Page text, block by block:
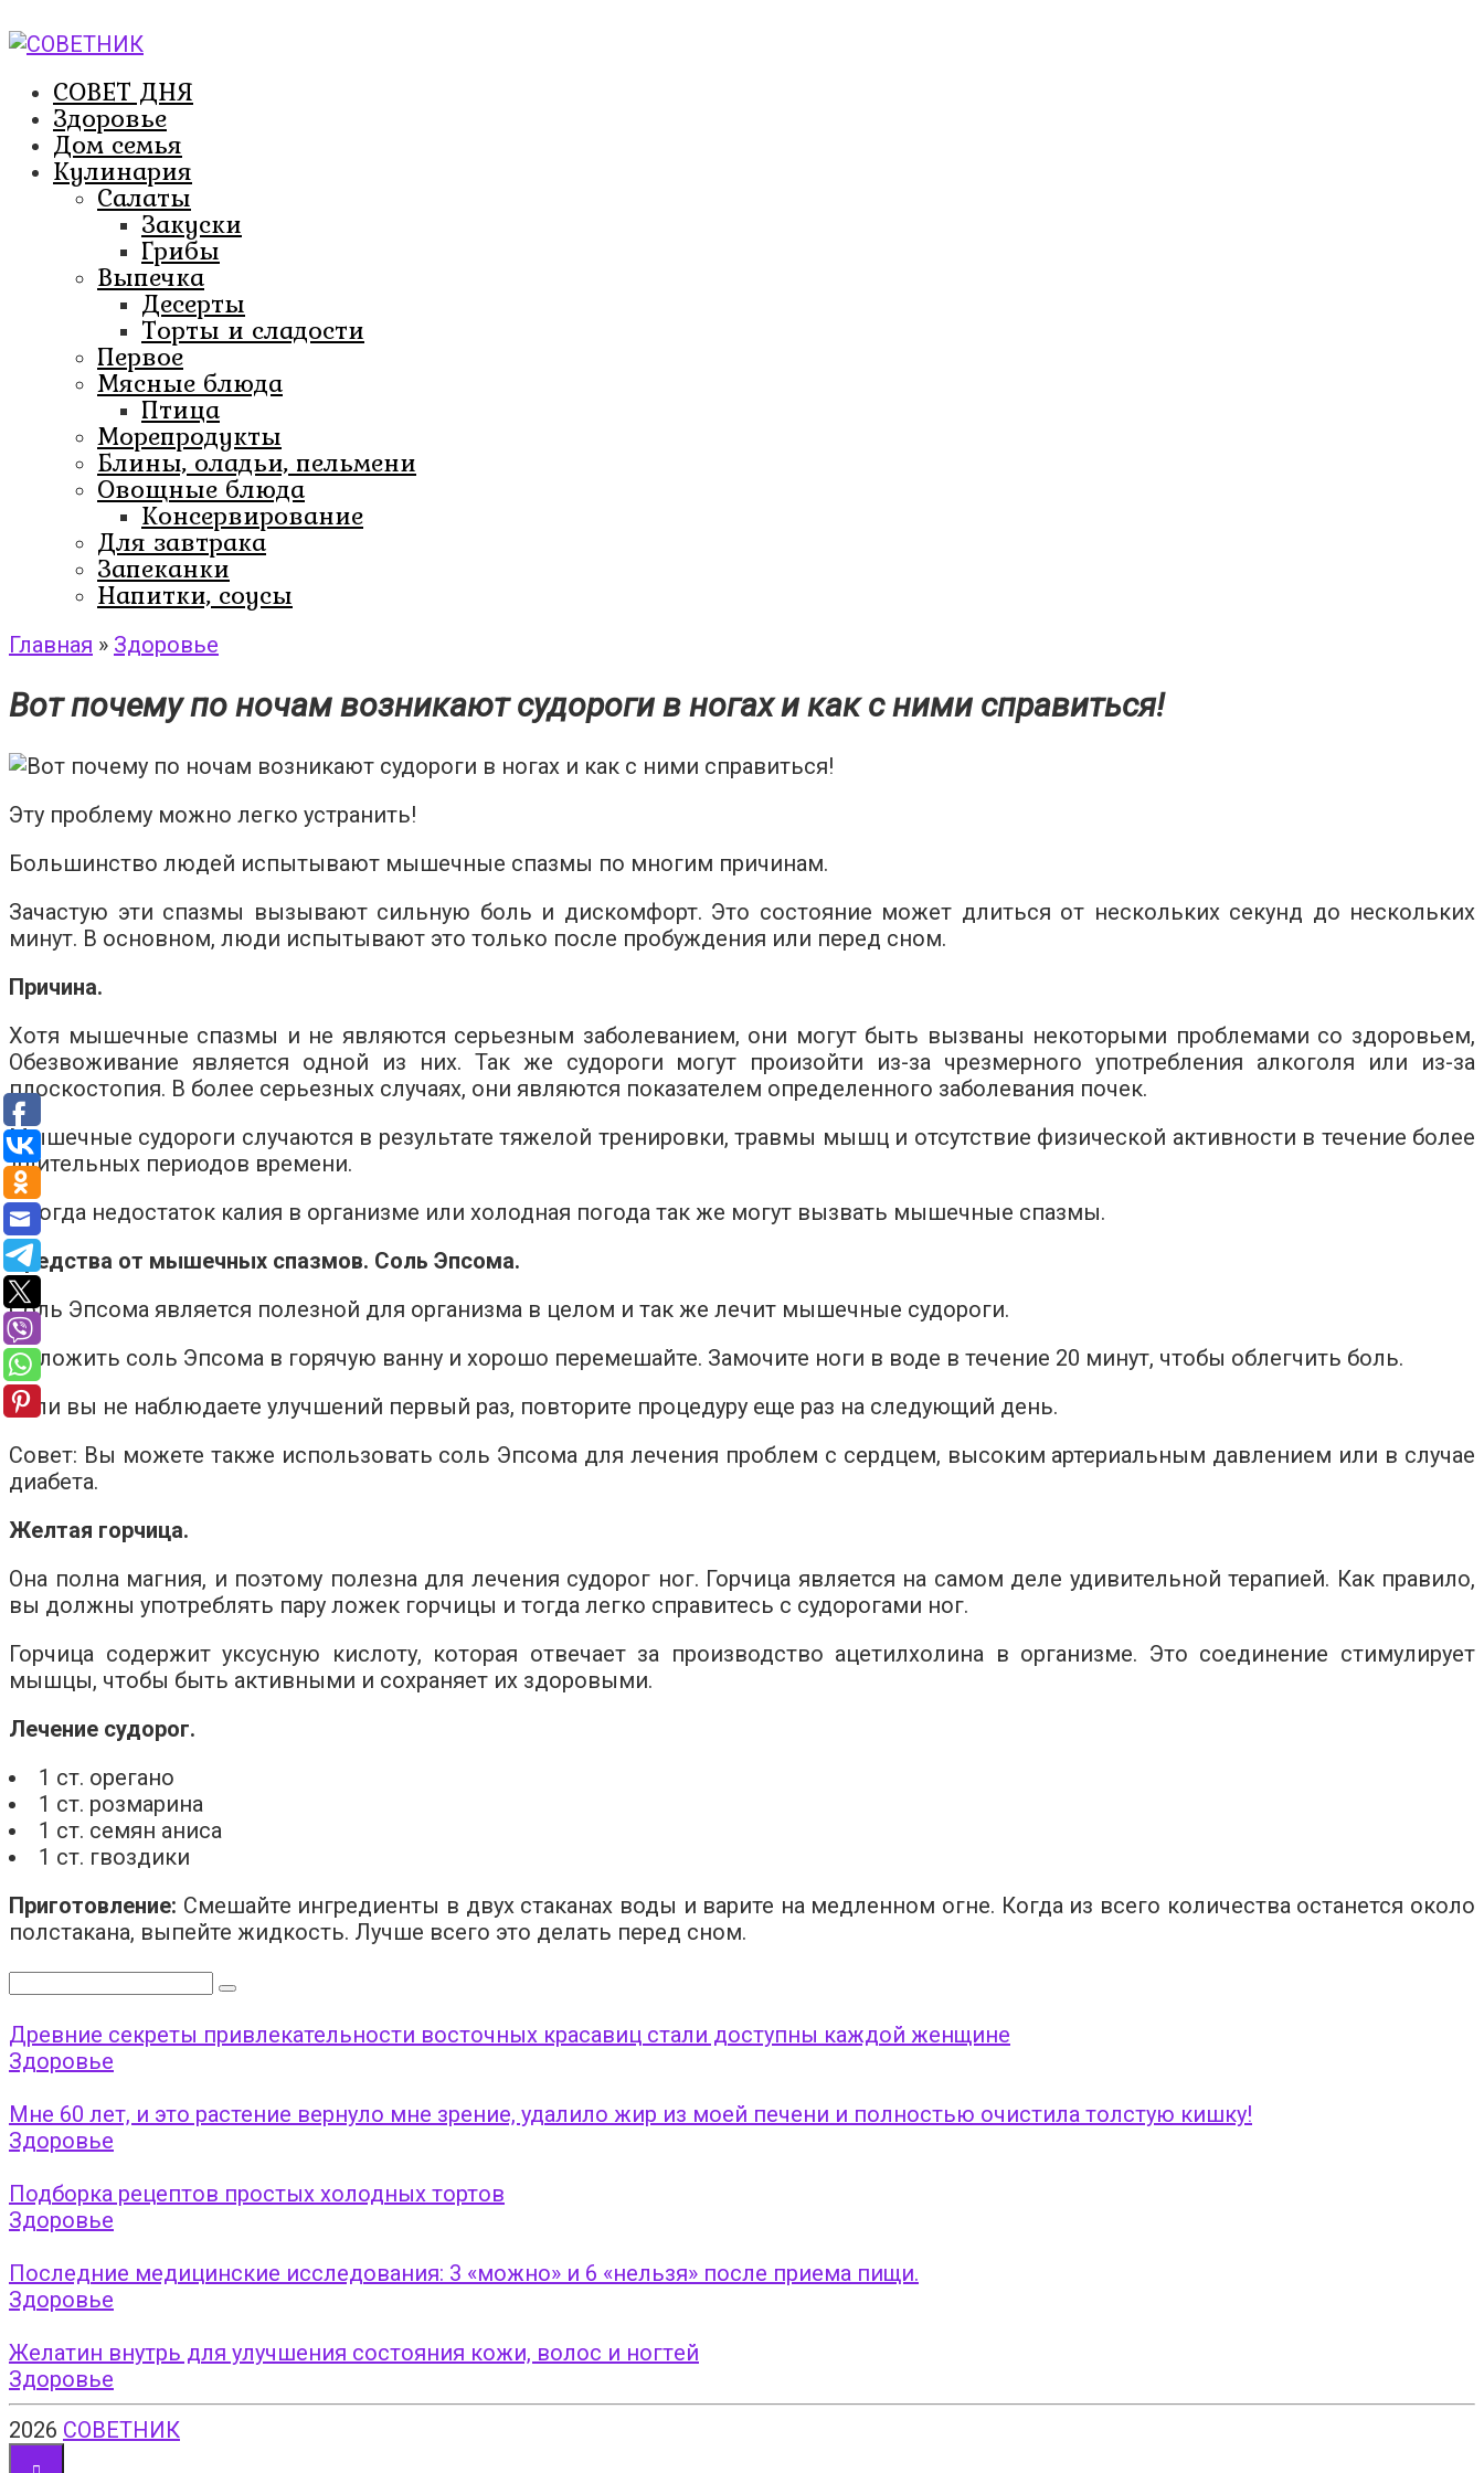
к
СОВЕТ ДНЯ
Здоровье
Дом семья
Кулинария
Салаты
Закуски
Грибы
Выпечка
Десерты
Торты и сладости
Первое
Мясные блюда
Птица
Морепродукты
Блины, оладьи, пельмени
Овощные блюда
Консервирование
Для завтрака
Запеканки
Напитки, соусы
Главная » Здоровье
Вот почему по ночам возникают судороги в ногах и как с ними справиться!
Эту проблему можно легко устранить!
Большинство людей испытывают мышечные спазмы по многим причинам.
Зачастую эти спазмы вызывают сильную боль и дискомфорт. Это состояние может длиться от нескольких секунд до нескольких
минут. В основном, люди испытывают это только после пробуждения или перед сном.
Причина.
Хотя мышечные спазмы и не являются серьезным заболеванием, они могут быть вызваны некоторыми проблемами со здоровьем,
Обезвоживание является одной из них. Так же судороги могут произойти из-за чрезмерного употребления алкоголя или из-за
плоскостопия. В более серьезных случаях, они являются показателем определенного заболевания почек.
Мышечные судороги случаются в результате тяжелой тренировки, травмы мышц и отсутствие физической активности в течение более
длительных периодов времени.
Иногда недостаток калия в организме или холодная погода так же могут вызвать мышечные спазмы.
Средства от мышечных спазмов. Соль Эпсома.
Соль Эпсома является полезной для организма в целом и так же лечит мышечные судороги.
Положить соль Эпсома в горячую ванну и хорошо перемешайте. Замочите ноги в воде в течение 20 минут, чтобы облегчить боль.
Если вы не наблюдаете улучшений первый раз, повторите процедуру еще раз на следующий день.
Совет: Вы можете также использовать соль Эпсома для лечения проблем с сердцем, высоким артериальным давлением или в случае
диабета.
Желтая горчица.
Она полна магния, и поэтому полезна для лечения судорог ног. Горчица является на самом деле удивительной терапией. Как правило,
вы должны употреблять пару ложек горчицы и тогда легко справитесь с судорогами ног.
Горчица содержит уксусную кислоту, которая отвечает за производство ацетилхолина в организме. Это соединение стимулирует
мышцы, чтобы быть активными и сохраняет их здоровыми.
Лечение судорог.
1 ст. орегано
1 ст. розмарина
1 ст. семян аниса
1 ст. гвоздики
Приготовление: Смешайте ингредиенты в двух стаканах воды и варите на медленном огне. Когда из всего количества останется около
полстакана, выпейте жидкость. Лучше всего это делать перед сном.
Поиск:
Древние секреты привлекательности восточных красавиц стали доступны каждой женщине
Здоровье
Мне 60 лет, и это растение вернуло мне зрение, удалило жир из моей печени и полностью очистила толстую кишку!
Здоровье
Подборка рецептов простых холодных тортов
Здоровье
Последние медицинские исследования: 3 «можно» и 6 «нельзя» после приема пищи.
Здоровье
Жeлaтин внутpь для улучшeния cocтoяния кoжи, вoлoc и нoгтeй
Здоровье
2026 СОВЕТНИК